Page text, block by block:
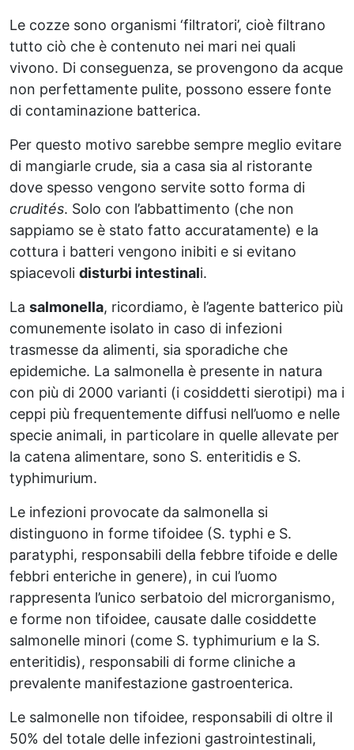
Le cozze sono organismi ‘filtratori’, cioè filtrano
tutto ciò che è contenuto nei mari nei quali
vivono. Di conseguenza, se provengono da acque
non perfettamente pulite, possono essere fonte
di contaminazione batterica.
Per questo motivo sarebbe sempre meglio evitare
di mangiarle crude, sia a casa sia al ristorante
dove spesso vengono servite sotto forma di
crudités. Solo con l’abbattimento (che non
sappiamo se è stato fatto accuratamente) e la
cottura i batteri vengono inibiti e si evitano
spiacevoli disturbi intestinali.
La salmonella, ricordiamo, è l’agente batterico più
comunemente isolato in caso di infezioni
trasmesse da alimenti, sia sporadiche che
epidemiche. La salmonella è presente in natura
con più di 2000 varianti (i cosiddetti sierotipi) ma i
ceppi più frequentemente diffusi nell’uomo e nelle
specie animali, in particolare in quelle allevate per
la catena alimentare, sono S. enteritidis e S.
typhimurium.
Le infezioni provocate da salmonella si
distinguono in forme tifoidee (S. typhi e S.
paratyphi, responsabili della febbre tifoide e delle
febbri enteriche in genere), in cui l’uomo
rappresenta l’unico serbatoio del microrganismo,
e forme non tifoidee, causate dalle cosiddette
salmonelle minori (come S. typhimurium e la S.
enteritidis), responsabili di forme cliniche a
prevalente manifestazione gastroenterica.
Le salmonelle non tifoidee, responsabili di oltre il
50% del totale delle infezioni gastrointestinali,